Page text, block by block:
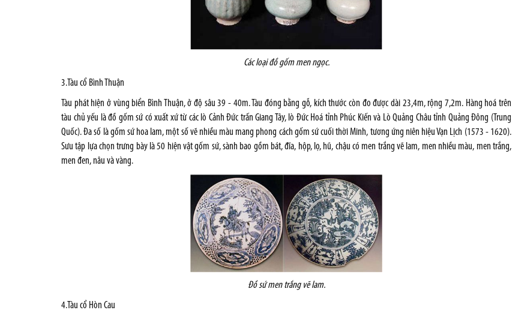
Các loại đồ gốm men ngọc.
3.Tàu cổ Bình Thuận
Tàu phát hiện ở vùng biển Bình Thuận, ở độ sâu 39 - 40m. Tàu đóng bằng gỗ, kích thước còn đo được dài 23,4m, rộng 7,2m. Hàng hoá trên
tàu chủ yếu là đồ gốm sứ có xuất xứ từ các lò Cảnh Đức trấn Giang Tây, lò Đức Hoá tỉnh Phúc Kiến và Lò Quảng Châu tỉnh Quảng Đông (Trung
Quốc). Đa số là gốm sứ hoa lam, một số vẽ nhiều màu mang phong cách gốm sứ cuối thời Minh, tương ứng niên hiệu Vạn Lịch (1573 - 1620).
Sưu tập lựa chọn trưng bày là 50 hiện vật gốm sứ, sành bao gồm bát, đĩa, hộp, lọ, hũ, chậu có men trắng vẽ lam, men nhiều màu, men trắng,
men đen, nâu và vàng.
Đồ sứ men trắng vẽ lam.
4.Tàu cổ Hòn Cau